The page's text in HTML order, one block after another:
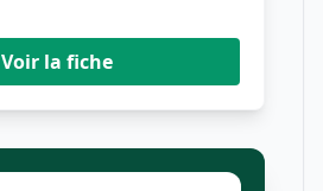
Voir la fiche